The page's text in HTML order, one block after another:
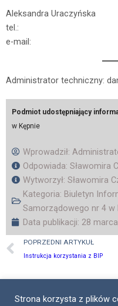
Aleksandra Uraczyńska
tel.:
e-mail:
Administrator techniczny:
Podmiot udostępniający
w Kępnie
Wprowadził:
Odpowiada: Sławomira
Wytworzył: Sławomira
Kategoria: Biuletyn
Samorządowego nr 4 w
Data publikacji: 28
Prev
POPRZEDNI ARTYKUŁ
Instrukcja korzystania z BIP
Strona korzysta z plików